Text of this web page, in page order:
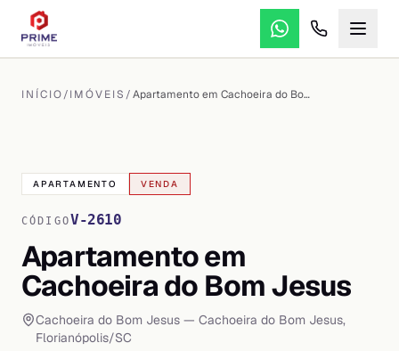
INÍCIO/IMÓVEIS / Apartamento em Cachoeira do Bom Jesus
APARTAMENTO VENDA
CÓDIGOV-2610
Apartamento em
Cachoeira do Bom Jesus
Cachoeira do Bom Jesus — Cachoeira do Bom Jesus,
Florianópolis/SC